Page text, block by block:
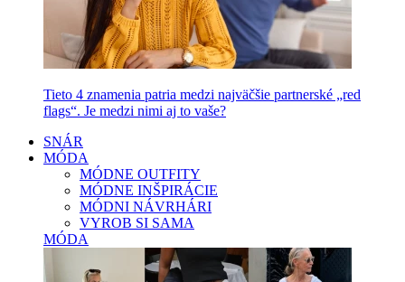
Tieto 4 znamenia patria medzi najväčšie partnerské „red
flags“. Je medzi nimi aj to vaše?
SNÁR
MÓDA
MÓDNE OUTFITY
MÓDNE INŠPIRÁCIE
MÓDNI NÁVRHÁRI
VYROB SI SAMA
MÓDA